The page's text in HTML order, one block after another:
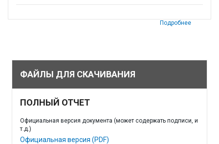
Подробнее
ФАЙЛЫ ДЛЯ СКАЧИВАНИЯ
ПОЛНЫЙ ОТЧЕТ
Официальная версия документа (может содержать подписи, и
т.д.)
Официальная версия (PDF)